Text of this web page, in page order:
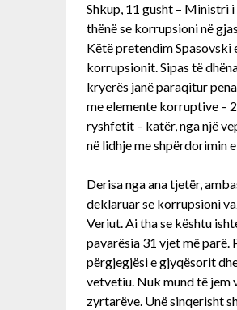
Shkup, 11 gusht – Ministri
thënë se korrupsioni në
Këtë pretendim Spasovski
korrupsionit. Sipas të
kryerës janë paraqitur
me elemente korruptive –
ryshfetit – katër, nga një
në lidhje me shpërdorimin
Derisa nga ana tjetër,
deklaruar se korrupsioni
Veriut. Ai tha se kështu
pavarësia 31 vjet më parë.
përgjegjësi e gjyqësorit
vetvetiu. Nuk mund të jem
zyrtarëve. Unë sinqerisht